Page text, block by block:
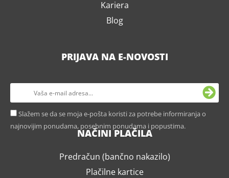
Kariera
Blog
PRIJAVA NA E-NOVOSTI
Slažem se da se moja e-pošta koristi za potrebe informiranja o
najnovijim ponudama, posebnim ponudama i popustima.
NAČINI PLAČILA
Predračun (bančno nakazilo)
Plačilne kartice